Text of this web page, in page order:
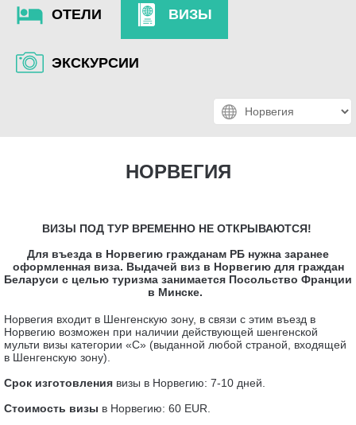
ОТЕЛИ ВИЗЫ
ЭКСКУРСИИ
НОРВЕГИЯ
ВИЗЫ ПОД ТУР ВРЕМЕННО НЕ ОТКРЫВАЮТСЯ!
Для въезда в Норвегию гражданам РБ нужна заранее
оформленная виза. Выдачей виз в Норвегию для граждан
Беларуси с целью туризма занимается Посольство Франции
в Минске.
Норвегия входит в Шенгенскую зону, в связи с этим въезд в
Норвегию возможен при наличии действующей шенгенской
мульти визы категории «С» (выданной любой страной, входящей
в Шенгенскую зону).
Срок изготовления визы в Норвегию: 7-10 дней.
Стоимость визы в Норвегию: 60 EUR.